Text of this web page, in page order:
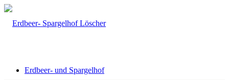
Erdbeer- und Spargelhof